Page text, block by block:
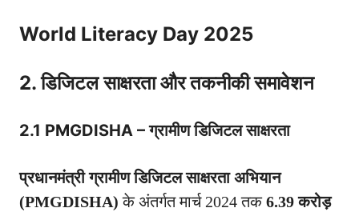
World Literacy Day 2025
2. डिजिटल साक्षरता और तकनीकी समावेशन
2.1 PMGDISHA – ग्रामीण डिजिटल साक्षरता
प्रधानमंत्री ग्रामीण डिजिटल साक्षरता अभियान
(PMGDISHA) के अंतर्गत मार्च 2024 तक6.39 करोड़